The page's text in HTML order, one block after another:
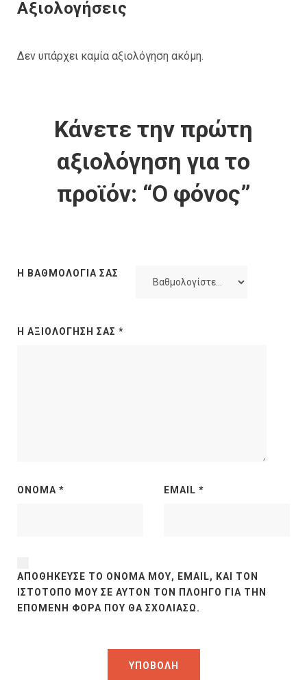
Αξιολογήσεις
Δεν υπάρχει καμία αξιολόγηση ακόμη.
Κάνετε την πρώτη
αξιολόγηση για το
προϊόν: “Ο φόνος”
Η ΒΑΘΜΟΛΟΓΊΑ ΣΑΣ
Η ΑΞΙΟΛΌΓΗΣΉ ΣΑΣ *
ΌΝΟΜΑ * EMAIL *
ΑΠΟΘΉΚΕΥΣΕ ΤΟ ΌΝΟΜΆ ΜΟΥ, EMAIL, ΚΑΙ ΤΟΝ
ΙΣΤΌΤΟΠΟ ΜΟΥ ΣΕ ΑΥΤΌΝ ΤΟΝ ΠΛΟΗΓΌ ΓΙΑ ΤΗΝ
ΕΠΌΜΕΝΗ ΦΟΡΆ ΠΟΥ ΘΑ ΣΧΟΛΙΆΣΩ.